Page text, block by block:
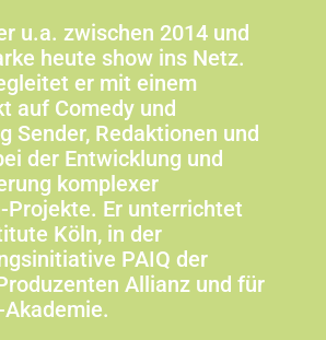
u.a. zwischen 2014 und
heute show ins Netz.
er mit einem
auf Comedy und
Sender, Redaktionen und
der Entwicklung und
komplexer
Projekte. Er unterrichtet
Köln, in der
PAIQ der
Allianz und für